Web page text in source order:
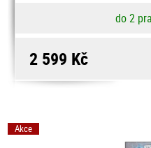
do 2
2 599 Kč
Akce